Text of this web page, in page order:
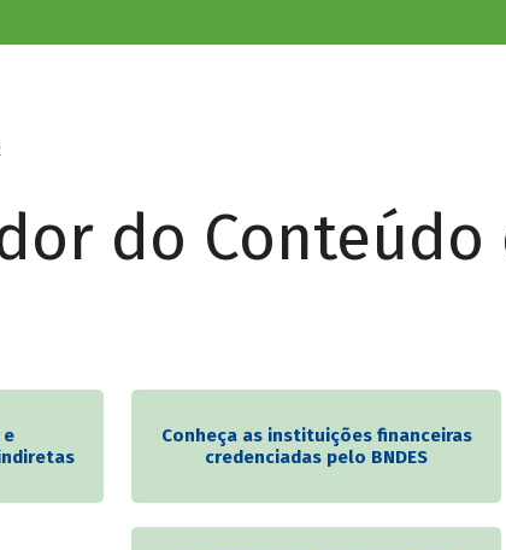
do Conteúdo
Conheça as instituições financeiras
credenciadas pelo BNDES